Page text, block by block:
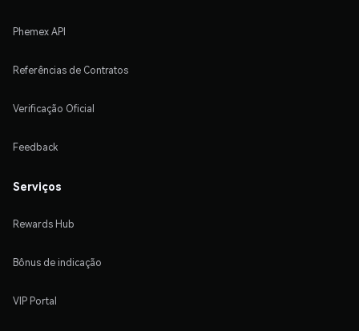
Phemex API
Referências de Contratos
Verificação Oficial
Feedback
Serviços
Rewards Hub
Bônus de indicação
VIP Portal